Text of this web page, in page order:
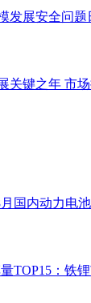
发展安全问
关键之年 市
国内动力电
TOP15：铁